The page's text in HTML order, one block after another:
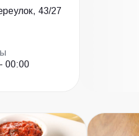
43/27
00:00